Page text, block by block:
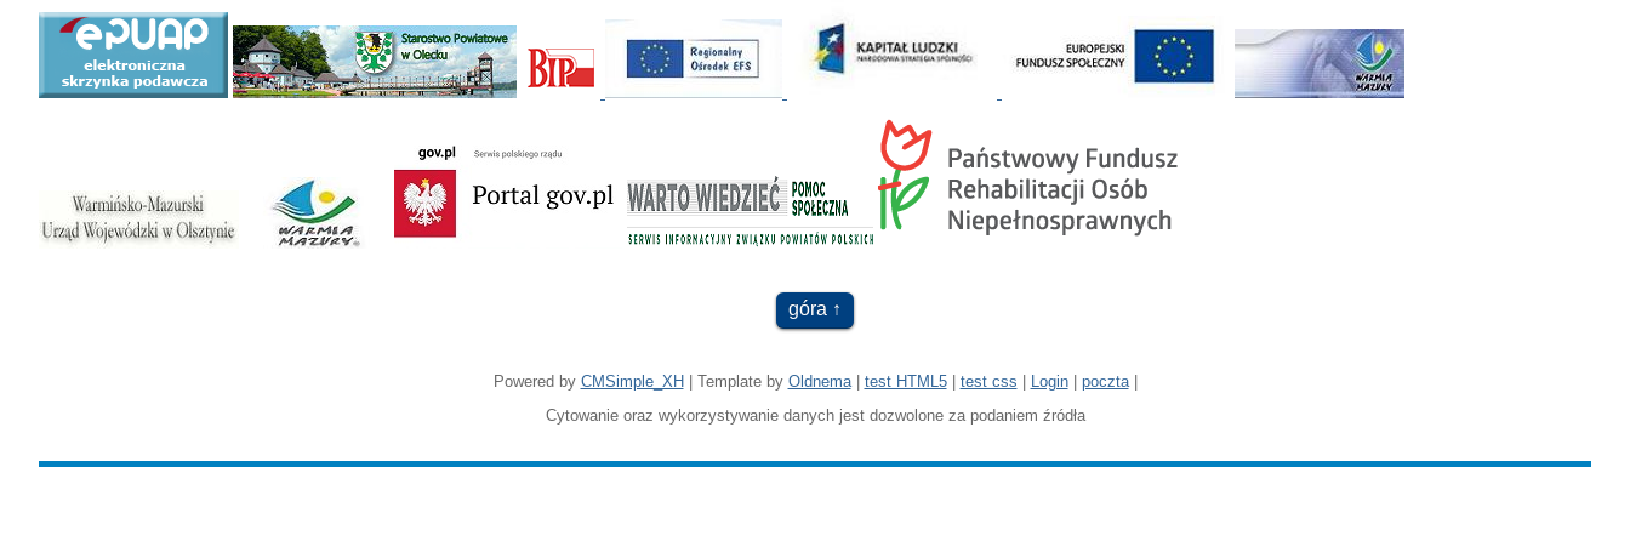
góra
Powered by CMSimple_XH | Template by Oldnema| test HTML5| test css Login| poczta|
Cytowanie oraz wykorzystywanie danych jest dozwolone za podaniem źródła